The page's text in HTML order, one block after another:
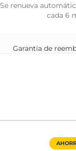
Se renueva
cada 6
Garantía de